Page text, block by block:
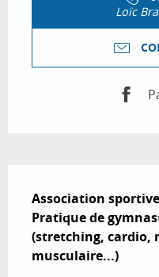
Loïc
Association
Pratique de
(stretching, cardio,
musculaire...)